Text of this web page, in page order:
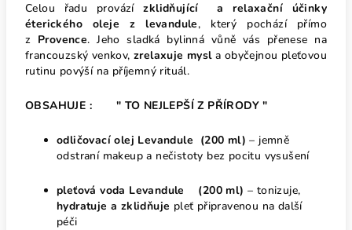
Celou řadu provázízklidňující a relaxační účinky
éterického oleje z levandule, který pochází přímo
z Provence. Jeho sladká bylinná vůně vás přenese na
francouzský venkov, zrelaxuje mysla obyčejnou pleťovou
rutinu povýší na příjemný rituál.
OBSAHUJE : " TO NEJLEPŠÍ Z PŘÍRODY "
odličovací olej Levandule (200 ml) – jemně
odstraní makeup a nečistoty bez pocitu vysušení
pleťová voda Levandule (200 ml) – tonizuje,
hydratuje a zklidňuje pleť připravenou na další
péči